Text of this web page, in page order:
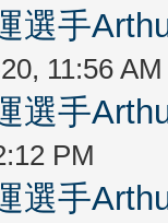
選手
11:56 AM
選手
PM
選手